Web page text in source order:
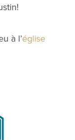
à l’église